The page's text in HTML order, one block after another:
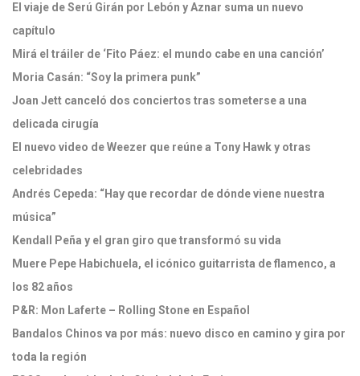
El viaje de Serú Girán por Lebón y Aznar suma un nuevo
capítulo
Mirá el tráiler de ‘Fito Páez: el mundo cabe en una canción’
Moria Casán: “Soy la primera punk”
Joan Jett canceló dos conciertos tras someterse a una
delicada cirugía
El nuevo video de Weezer que reúne a Tony Hawk y otras
celebridades
Andrés Cepeda: “Hay que recordar de dónde viene nuestra
música”
Kendall Peña y el gran giro que transformó su vida
Muere Pepe Habichuela, el icónico guitarrista de flamenco, a
los 82 años
P&R: Mon Laferte – Rolling Stone en Español
Bandalos Chinos va por más: nuevo disco en camino y gira por
toda la región